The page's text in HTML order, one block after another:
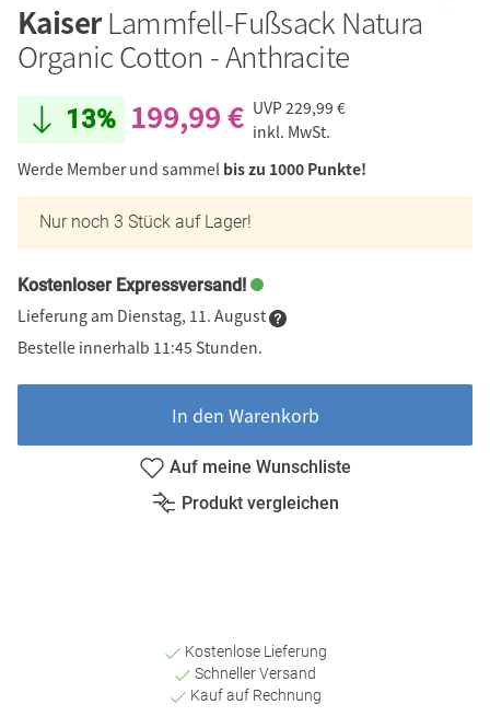
KaiserLammfell-Fußsack Natura
Organic Cotton - Anthracite
13% 199,99 € UVP229,99 €
inkl. MwSt.
Werde Member und sammel bis zu 1000 Punkte!
Nur noch 3 Stück auf Lager!
Kostenloser Expressversand!
Lieferung am Dienstag, 11. August
Bestelle innerhalb 11:45 Stunden.
In den Warenkorb
Auf meine Wunschliste
Produkt vergleichen
Kostenlose Lieferung
Schneller Versand
Kauf auf Rechnung